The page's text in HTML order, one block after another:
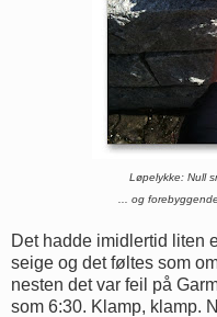
Løpelykke: Null
... og
Det hadde imidlertid liten
seige og det føltes som
nesten det var feil på
som 6:30. Klamp, klamp.